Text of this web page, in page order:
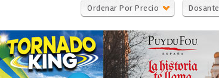
Ordenar Por Precio Dosante